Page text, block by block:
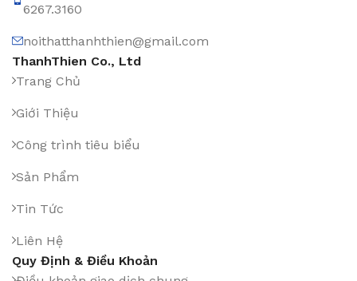
6267.3160
noithatthanhthien@gmail.com
ThanhThien Co., Ltd
Trang Chủ
Giới Thiệu
Công trình tiêu biểu
Sản Phẩm
Tin Tức
Liên Hệ
Quy Định & Điều Khoản